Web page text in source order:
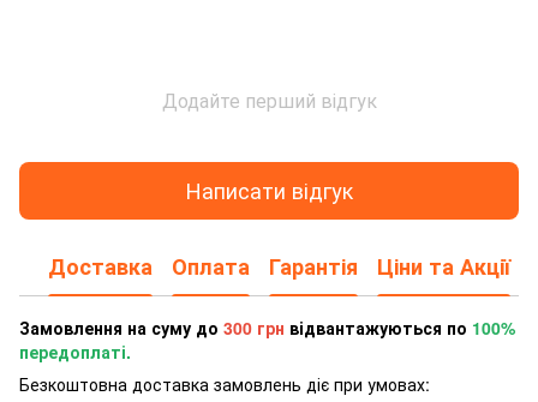
Додайте перший відгук
Написати відгук
Доставка Оплата Гарантія Ціни та Акції
Замовлення на суму до 300 грн відвантажуються по 100%
передоплаті.
Безкоштовна доставка замовлень діє при умовах: